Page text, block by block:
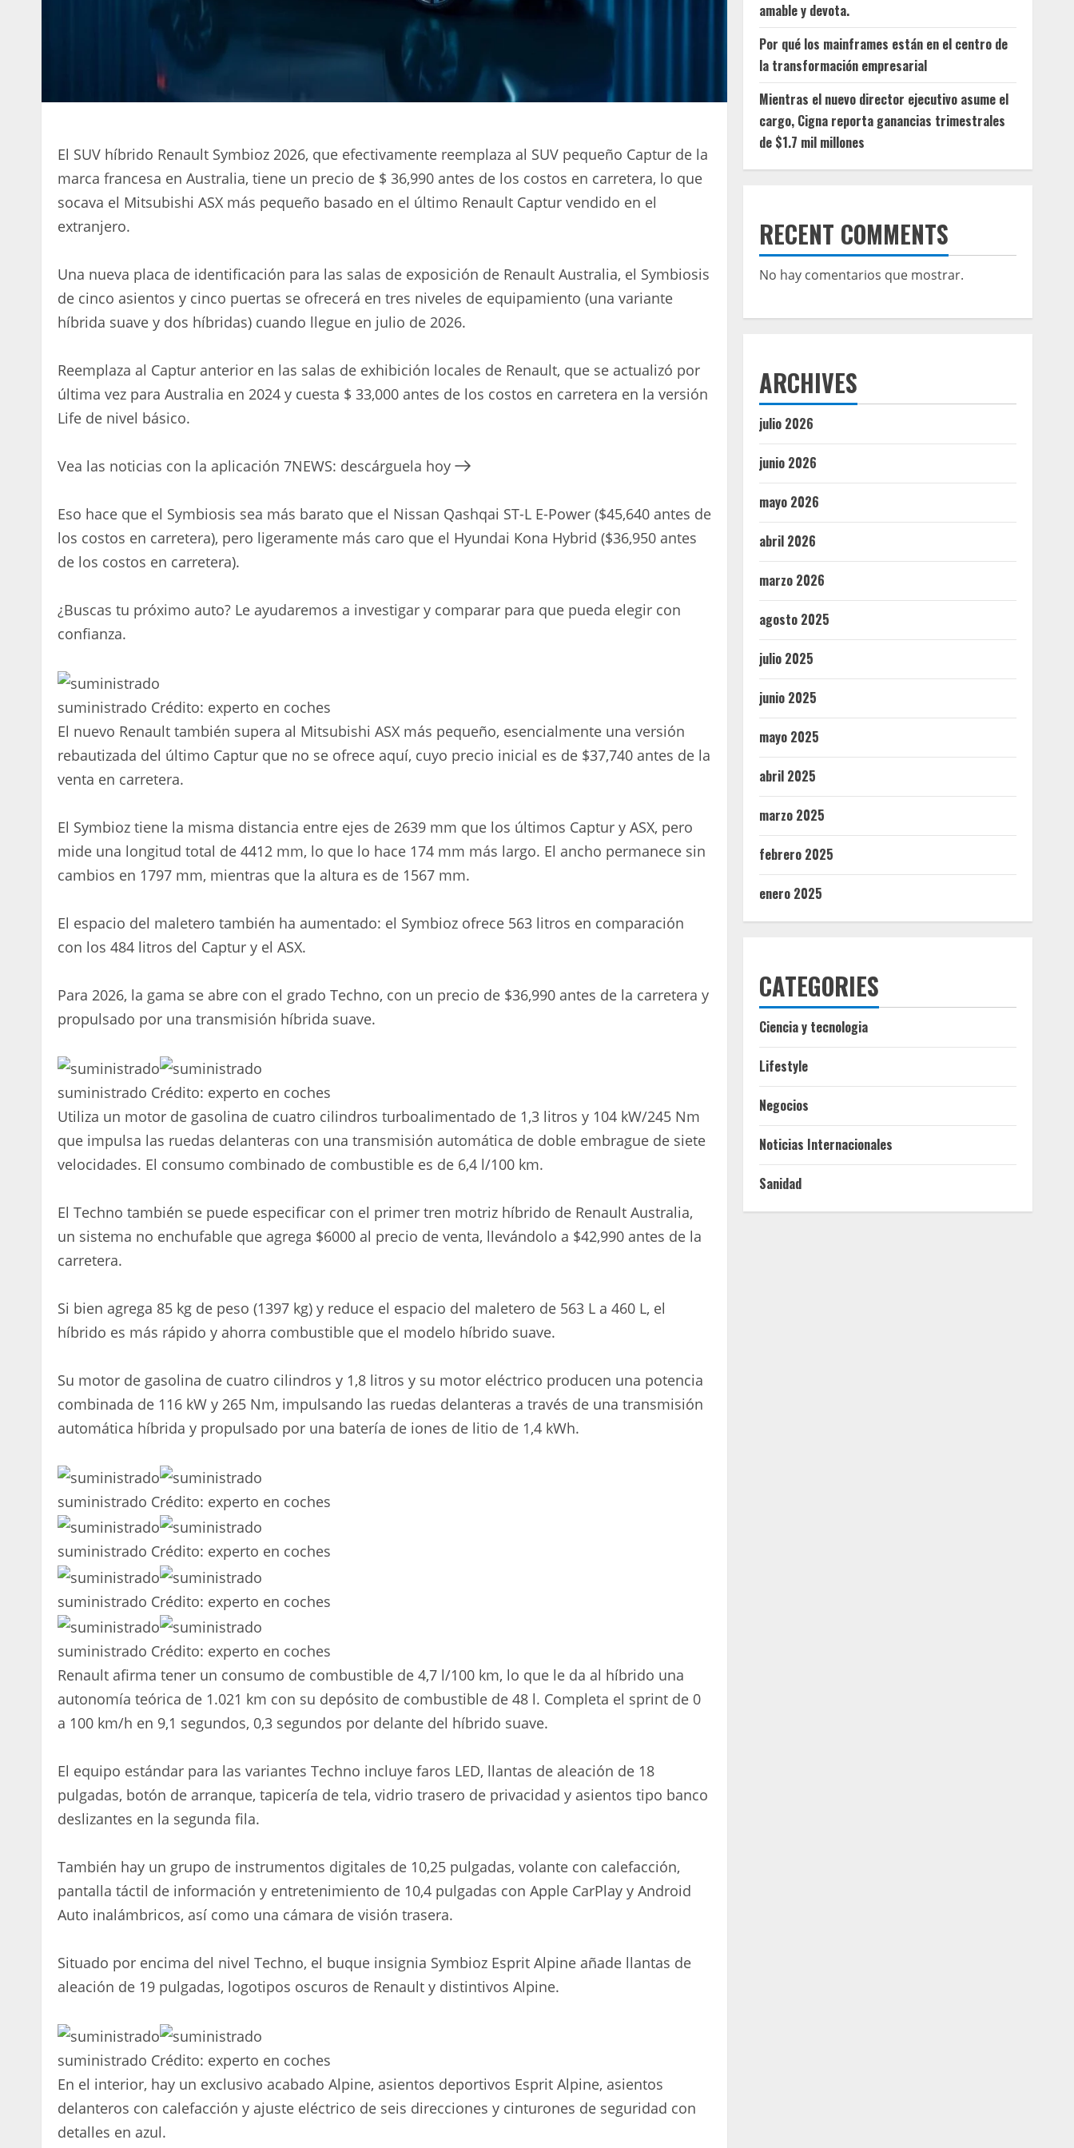
El SUV híbrido Renault Symbioz 2026, que efectivamente reemplaza al SUV pequeño Captur de la
marca francesa en Australia, tiene un precio de $ 36,990 antes de los costos en carretera, lo que
socava el Mitsubishi ASX más pequeño basado en el último Renault Captur vendido en el
extranjero.
Una nueva placa de identificación para las salas de exposición de Renault Australia, el Symbiosis
de cinco asientos y cinco puertas se ofrecerá en tres niveles de equipamiento (una variante
híbrida suave y dos híbridas) cuando llegue en julio de 2026.
Reemplaza al Captur anterior en las salas de exhibición locales de Renault, que se actualizó por
última vez para Australia en 2024 y cuesta $ 33,000 antes de los costos en carretera en la versión
Life de nivel básico.
Vea las noticias con la aplicación 7NEWS: descárguela hoy
Eso hace que el Symbiosis sea más barato que el Nissan Qashqai ST-L E-Power ($45,640 antes de
los costos en carretera), pero ligeramente más caro que el Hyundai Kona Hybrid ($36,950 antes
de los costos en carretera).
¿Buscas tu próximo auto? Le ayudaremos a investigar y comparar para que pueda elegir con
confianza.
suministrado Crédito: experto en coches
El nuevo Renault también supera al Mitsubishi ASX más pequeño, esencialmente una versión
rebautizada del último Captur que no se ofrece aquí, cuyo precio inicial es de $37,740 antes de la
venta en carretera.
El Symbioz tiene la misma distancia entre ejes de 2639 mm que los últimos Captur y ASX, pero
mide una longitud total de 4412 mm, lo que lo hace 174 mm más largo. El ancho permanece sin
cambios en 1797 mm, mientras que la altura es de 1567 mm.
El espacio del maletero también ha aumentado: el Symbioz ofrece 563 litros en comparación
con los 484 litros del Captur y el ASX.
Para 2026, la gama se abre con el grado Techno, con un precio de $36,990 antes de la carretera y
propulsado por una transmisión híbrida suave.
suministrado Crédito: experto en coches
Utiliza un motor de gasolina de cuatro cilindros turboalimentado de 1,3 litros y 104 kW/245 Nm
que impulsa las ruedas delanteras con una transmisión automática de doble embrague de siete
velocidades. El consumo combinado de combustible es de 6,4 l/100 km.
El Techno también se puede especificar con el primer tren motriz híbrido de Renault Australia,
un sistema no enchufable que agrega $6000 al precio de venta, llevándolo a $42,990 antes de la
carretera.
Si bien agrega 85 kg de peso (1397 kg) y reduce el espacio del maletero de 563 L a 460 L, el
híbrido es más rápido y ahorra combustible que el modelo híbrido suave.
Su motor de gasolina de cuatro cilindros y 1,8 litros y su motor eléctrico producen una potencia
combinada de 116 kW y 265 Nm, impulsando las ruedas delanteras a través de una transmisión
automática híbrida y propulsado por una batería de iones de litio de 1,4 kWh.
suministrado Crédito: experto en coches
suministrado Crédito: experto en coches
suministrado Crédito: experto en coches
suministrado Crédito: experto en coches
Renault afirma tener un consumo de combustible de 4,7 l/100 km, lo que le da al híbrido una
autonomía teórica de 1.021 km con su depósito de combustible de 48 l. Completa el sprint de 0
a 100 km/h en 9,1 segundos, 0,3 segundos por delante del híbrido suave.
El equipo estándar para las variantes Techno incluye faros LED, llantas de aleación de 18
pulgadas, botón de arranque, tapicería de tela, vidrio trasero de privacidad y asientos tipo banco
deslizantes en la segunda fila.
También hay un grupo de instrumentos digitales de 10,25 pulgadas, volante con calefacción,
pantalla táctil de información y entretenimiento de 10,4 pulgadas con Apple CarPlay y Android
Auto inalámbricos, así como una cámara de visión trasera.
Situado por encima del nivel Techno, el buque insignia Symbioz Esprit Alpine añade llantas de
aleación de 19 pulgadas, logotipos oscuros de Renault y distintivos Alpine.
suministrado Crédito: experto en coches
En el interior, hay un exclusivo acabado Alpine, asientos deportivos Esprit Alpine, asientos
delanteros con calefacción y ajuste eléctrico de seis direcciones y cinturones de seguridad con
detalles en azul.
amable y devota.
Por qué los mainframes están en el centro de
la transformación empresarial
Mientras el nuevo director ejecutivo asume el
cargo, Cigna reporta ganancias trimestrales
de $1.7 mil millones
RECENT COMMENTS
No hay comentarios que mostrar.
ARCHIVES
julio 2026
junio 2026
mayo 2026
abril 2026
marzo 2026
agosto 2025
julio 2025
junio 2025
mayo 2025
abril 2025
marzo 2025
febrero 2025
enero 2025
CATEGORIES
Ciencia y tecnologia
Lifestyle
Negocios
Noticias Internacionales
Sanidad